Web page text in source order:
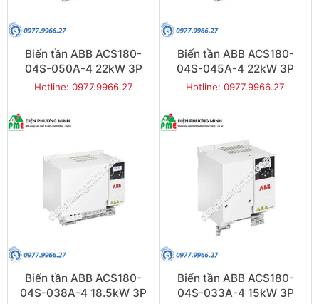
Biến tần ABB ACS180-
04S-050A-4 22kW 3P
Hotline: 0977.9966.27
Biến tần ABB ACS180-
04S-045A-4 22kW 3P
Hotline: 0977.9966.27
Biến tần ABB ACS180-
04S-038A-4 18.5kW 3P
Biến tần ABB ACS180-
04S-033A-4 15kW 3P